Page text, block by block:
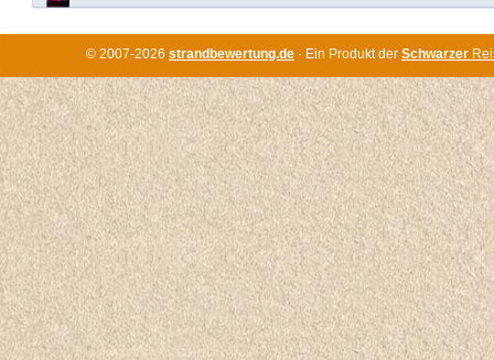
© 2007-2026 strandbewertung.de · Ein Produkt der Schwarzer